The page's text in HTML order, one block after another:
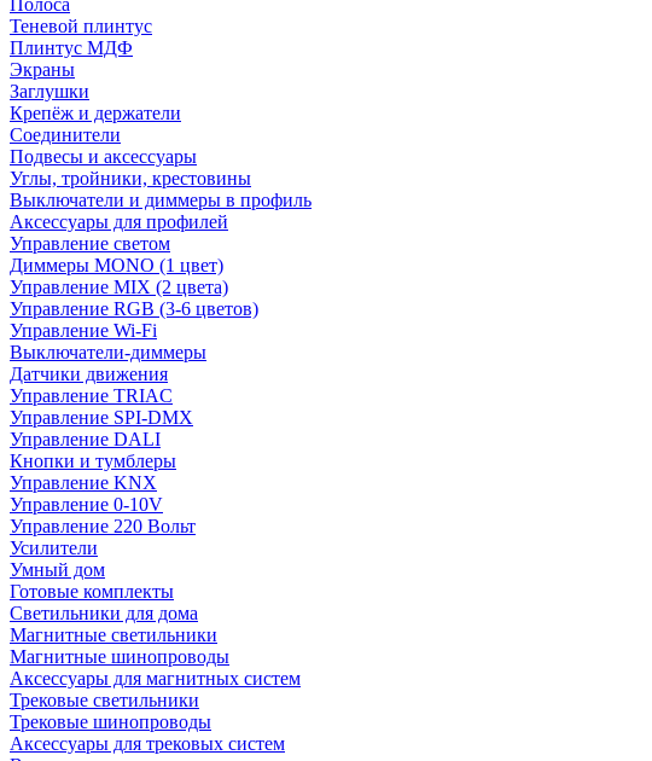
Полоса
Теневой плинтус
Плинтус МДФ
Экраны
Заглушки
Крепёж и держатели
Соединители
Подвесы и аксессуары
Углы, тройники, крестовины
Выключатели и диммеры в профиль
Аксессуары для профилей
Управление светом
Диммеры MONO (1 цвет)
Управление MIX (2 цвета)
Управление RGB (3-6 цветов)
Управление Wi-Fi
Выключатели-диммеры
Датчики движения
Управление TRIAC
Управление SPI-DMX
Управление DALI
Кнопки и тумблеры
Управление KNX
Управление 0-10V
Управление 220 Вольт
Усилители
Умный дом
Готовые комплекты
Светильники для дома
Магнитные светильники
Магнитные шинопроводы
Аксессуары для магнитных систем
Трековые светильники
Трековые шинопроводы
Аксессуары для трековых систем